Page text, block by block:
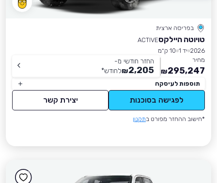
בפריסה ארצית
טויוטה היילקסACTIVE
2026 יד 1
10 ק״מ
מחיר
295,247
₪
החזר חודשי מ-
2,205
₪לחודש*
תוספות לעיסקה
לפגישה בסוכנות יצירת קשר
*חישוב ההחזר מפורט בתקנון